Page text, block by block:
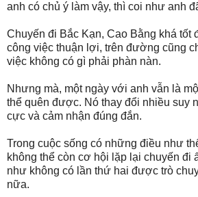
anh có chủ ý làm vậy, thì coi như anh
Chuyến đi Bắc Kạn, Cao Bằng khá tốt
công việc thuận lợi, trên đường cũng
việc không có gì phải phàn nàn.
Nhưng mà, một ngày với anh vẫn là
thể quên được. Nó thay đổi nhiều suy
cực và cảm nhận đúng đắn.
Trong cuộc sống có những điều như
không thể còn cơ hội lặp lại chuyến đi
như không có lần thứ hai được trò
nữa.